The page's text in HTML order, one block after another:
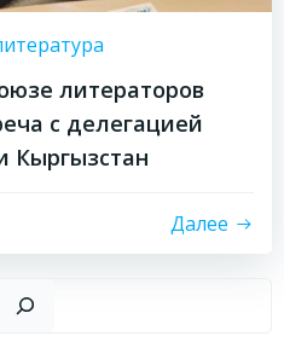
литераторов
с делегацией
Кыргызстан
Далее